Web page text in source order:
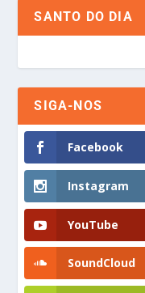
SANTO DO DIA
SIGA-NOS
Facebook
Instagram
YouTube
SoundCloud